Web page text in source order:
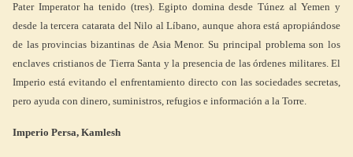
Pater Imperator ha tenido (tres). Egipto domina desde Túnez al Yemen y
desde la tercera catarata del Nilo al Líbano, aunque ahora está apropiándose
de las provincias bizantinas de Asia Menor. Su principal problema son los
enclaves cristianos de Tierra Santa y la presencia de las órdenes militares. El
Imperio está evitando el enfrentamiento directo con las sociedades secretas,
pero ayuda con dinero, suministros, refugios e información a la Torre.
Imperio Persa, Kamlesh